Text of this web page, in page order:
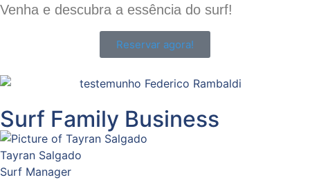
Venha e descubra a essência do surf!
Reservar agora!
Surf Family Business
Tayran Salgado
Surf Manager